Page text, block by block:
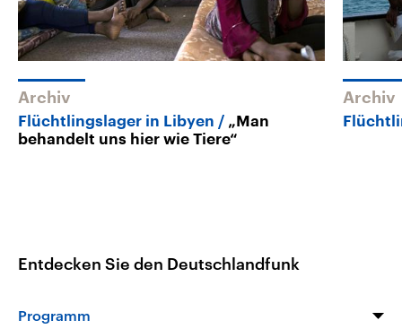
Archiv
Flüchtlingslager in Libyen
„Man
behandelt uns hier wie Tiere“
Archiv
Entdecken Sie den Deutschlandfunk
Programm